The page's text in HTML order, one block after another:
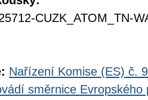
CUZK_ATOM_TN-
Nařízení Komise (ES) č.
směrnice